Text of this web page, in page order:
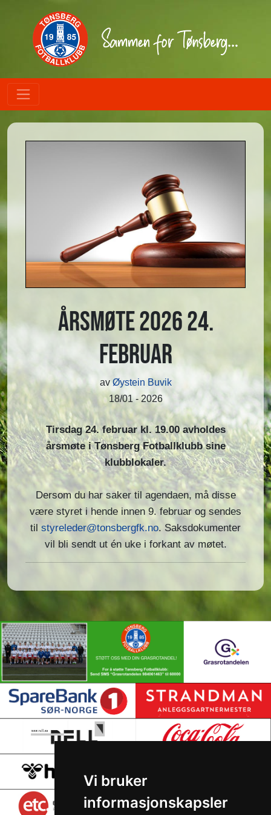
Vi bruker
informasjonskapsler
Årsmøte 2026 24.
Februar
avØystein Buvik
18/01 - 2026
Tirsdag 24. februar kl. 19.00 avholdes
årsmøte i Tønsberg Fotballklubb sine
klubblokaler.
Dersom du har saker til agendaen, må disse
være styret i hende innen 9. februar og sendes
til styreleder@tonsbergfk.no. Saksdokumenter
vil bli sendt ut én uke i forkant av møtet.